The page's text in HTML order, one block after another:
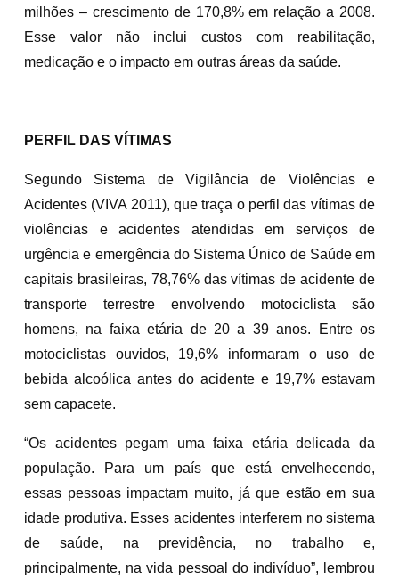
milhões – crescimento de 170,8% em relação a 2008.
Esse valor não inclui custos com reabilitação,
medicação e o impacto em outras áreas da saúde.
PERFIL DAS VÍTIMAS
Segundo Sistema de Vigilância de Violências e
Acidentes (VIVA 2011), que traça o perfil das vítimas de
violências e acidentes atendidas em serviços de
urgência e emergência do Sistema Único de Saúde em
capitais brasileiras, 78,76% das vítimas de acidente de
transporte terrestre envolvendo motociclista são
homens, na faixa etária de 20 a 39 anos. Entre os
motociclistas ouvidos, 19,6% informaram o uso de
bebida alcoólica antes do acidente e 19,7% estavam
sem capacete.
“Os acidentes pegam uma faixa etária delicada da
população. Para um país que está envelhecendo,
essas pessoas impactam muito, já que estão em sua
idade produtiva. Esses acidentes interferem no sistema
de saúde, na previdência, no trabalho e,
principalmente, na vida pessoal do indivíduo”, lembrou